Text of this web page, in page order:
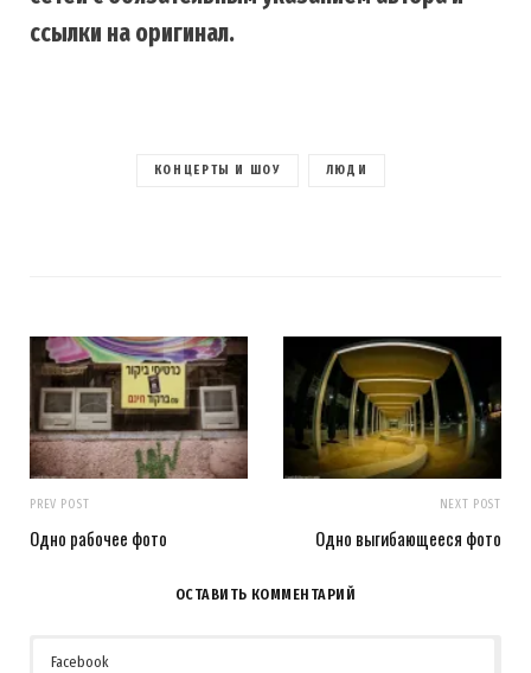
ссылки на оригинал.
КОНЦЕРТЫ И ШОУ ЛЮДИ
PREV POST
Одно рабочее фото
NEXT POST
Одно выгибающееся фото
ОСТАВИТЬ КОММЕНТАРИЙ
Facebook